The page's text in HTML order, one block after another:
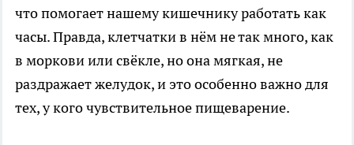
что помогает нашему кишечнику работать как
часы. Правда, клетчатки в нём не так много, как
в моркови или свёкле, но она мягкая, не
раздражает желудок, и это особенно важно для
тех, у кого чувствительное пищеварение.